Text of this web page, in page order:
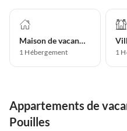
Maison de vacances
1 Hébergement 1
Appartements de
Pouilles